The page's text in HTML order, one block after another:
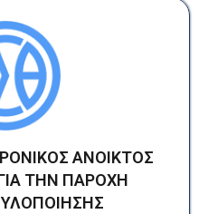
ΑΝΟΙΚΤΟΣ
ΤΗΝ ΠΑΡΟΧΗ